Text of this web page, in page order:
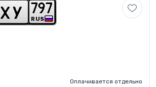
x y RUS
79 7
Оплачивается отдельно